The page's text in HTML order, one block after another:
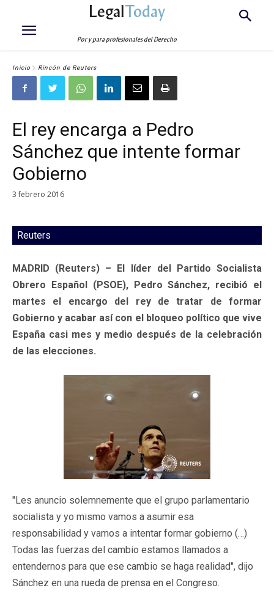
LegalToday
Por y para profesionales del Derecho
Inicio Rincón de Reuters
El rey encarga a Pedro
Sánchez que intente formar
Gobierno
3 febrero 2016
Reuters
MADRID (Reuters) – El líder del Partido Socialista
Obrero Español (PSOE), Pedro Sánchez, recibió el
martes el encargo del rey de tratar de formar
Gobierno y acabar así con el bloqueo político que vive
España casi mes y medio después de la celebración
de las elecciones.
"Les anuncio solemnemente que el grupo parlamentario
socialista y yo mismo vamos a asumir esa
responsabilidad y vamos a intentar formar gobierno (…)
Todas las fuerzas del cambio estamos llamados a
entendernos para que ese cambio se haga realidad", dijo
Sánchez en una rueda de prensa en el Congreso.